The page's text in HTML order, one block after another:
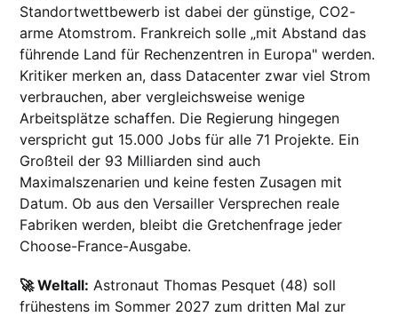
Standortwettbewerb ist dabei der günstige, CO2-
arme Atomstrom. Frankreich solle „mit Abstand das
führende Land für Rechenzentren in Europa" werden.
Kritiker merken an, dass Datacenter zwar viel Strom
verbrauchen, aber vergleichsweise wenige
Arbeitsplätze schaffen. Die Regierung hingegen
verspricht gut 15.000 Jobs für alle 71 Projekte. Ein
Großteil der 93 Milliarden sind auch
Maximalszenarien und keine festen Zusagen mit
Datum. Ob aus den Versailler Versprechen reale
Fabriken werden, bleibt die Gretchenfrage jeder
Choose-France-Ausgabe.
🚀 Weltall: Astronaut Thomas Pesquet (48) soll
frühestens im Sommer 2027 zum dritten Mal zur